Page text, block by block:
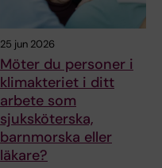
25 jun 2026
Möter du personer i
klimakteriet i ditt
arbete som
sjuksköterska,
barnmorska eller
läkare?